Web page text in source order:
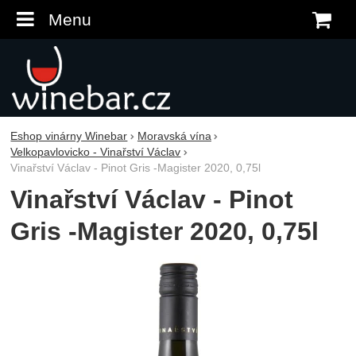
Menu
Eshop vinárny Winebar
Moravská vína
Velkopavlovicko - Vinařství Václav
Vinařství Václav - Pinot Gris -Magister 2020, 0,75l
Vinařství Václav - Pinot
Gris -Magister 2020, 0,75l